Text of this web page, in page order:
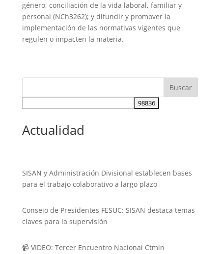
género, conciliación de la vida laboral, familiar y
personal (NCh3262); y difundir y promover la
implementación de las normativas vigentes que
regulen o impacten la materia.
Actualidad
SISAN y Administración Divisional establecen bases
para el trabajo colaborativo a largo plazo
Consejo de Presidentes FESUC: SISAN destaca temas
claves para la supervisión
📹 VIDEO: Tercer Encuentro Nacional Ctmin